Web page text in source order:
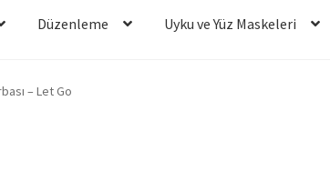
Düzenleme Uyku ve Yüz Maskeleri
– Let Go